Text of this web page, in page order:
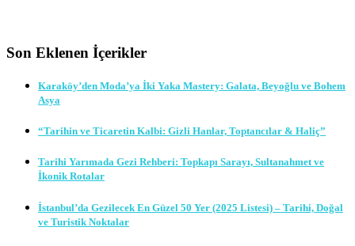
Son Eklenen İçerikler
Karaköy’den Moda’ya İki Yaka Mastery: Galata, Beyoğlu ve Bohem
Asya
“Tarihin ve Ticaretin Kalbi: Gizli Hanlar, Toptancılar & Haliç”
Tarihi Yarımada Gezi Rehberi: Topkapı Sarayı, Sultanahmet ve
İkonik Rotalar
İstanbul’da Gezilecek En Güzel 50 Yer (2025 Listesi) – Tarihi, Doğal
ve Turistik Noktalar